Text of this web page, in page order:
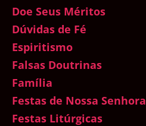
Doe Seus Méritos
Dúvidas de Fé
Espiritismo
Falsas Doutrinas
Família
Festas de Nossa Senhora
Festas Litúrgicas